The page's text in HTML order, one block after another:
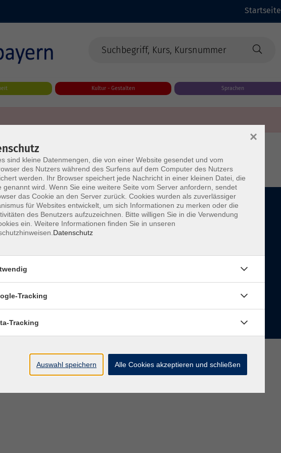
Startseite
Kultur - Gestalten Sprachen
Startseite
sind kleine Datenmengen, die von einer Website gesendet und vom
des Nutzers während des Surfens auf dem Computer des Nutzers
werden. Ihr Browser speichert jede Nachricht in einer kleinen Datei, die
genannt wird. Wenn Sie eine weitere Seite vom Server anfordern, sendet
das Cookie an den Server zurück. Cookies wurden als zuverlässiger
für Websites entwickelt, um sich Informationen zu merken oder die
des Benutzers aufzuzeichnen. Bitte willigen Sie in die Verwendung
ein. Weitere Informationen finden Sie in unseren
Datenschutz
×
Tracking
Tracking
Auswahl speichern Alle Cookies akzeptieren und schließen